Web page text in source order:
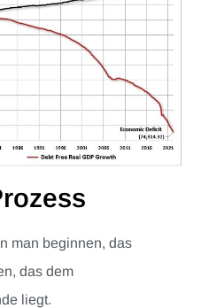
man beginnen, das
das dem
liegt.